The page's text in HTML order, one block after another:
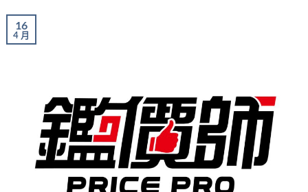
16
4 月